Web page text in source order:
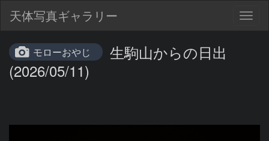
天体写真ギャラリー
モローおやじ
生駒山からの日出
(2026/05/11)